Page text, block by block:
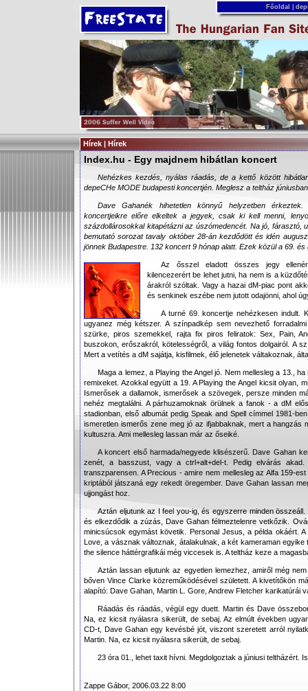
Főoldal
Hírek | Hírek
Index.hu - Egy majdnem hibátlan koncert
Nehézkes kezdés, nyálas ráadás, de a kettő között
depeCHe MODE budapesti koncertjén. Meglesz a teltház
Dave Gahanék hihetetlen könnyű helyzetben
koncertjeikre előre elkeltek a jegyek, csak ki kell menni,
százdollárosokkal kitapétázni az úszómedencét. Na jó, fárasztó,
bemutató sorozat tavaly október 28-án kezdődött és idén
jönnek Budapestre. 132 koncert 9 hónap alatt. Ezek közül a 69. és
Az ősszel eladott összes jegy
kilencezerért be lehet jutni, ha nem is a
árakról szóltak. Vagy a hazai dM-piac pont
és senkinek eszébe nem jutott odajönni, ahol
A turné 69. koncertje nehézkesen indult.
ugyanez még kétszer. A színpadkép sem nevezhető
szürke, piros szemekkel, rajta fix piros feliratok: Sex, Pain,
buszokon, erőszakról, kötelességről, a világ fontos dolgairól. A
Mert a vetítés a dM sajátja, kisfilmek, élő jelenetek váltakoznak,
Maga a lemez, a Playing the Angel jó. Nem mellesleg a 13.,
remixeket. Azokkal együtt a 19. A Playing the Angel kicsit olyan,
Ismerősek a dallamok, ismerősek a szövegek, persze minden
nehéz megtalálni. A párhuzamoknak örülnek a fanok - a dM
stadionban, első albumát pedig Speak and Spell címmel 1981-
ismeretlen ismerős zene meg jó az ifjabbaknak, mert a
kultuszra. Ami mellesleg lassan már az őseiké.
A koncert első harmada/negyede klisészerű. Dave Gahan
zenét, a basszust, vagy a ctrl+alt+del-t. Pedig elvárás
transzparensen. A Precious - amire nem mellesleg az Alfa 159-
kriptából játszaná egy rekedt öregember. Dave Gahan lassan
ujjongást hoz.
Aztán eljutunk az I feel you-ig, és egyszerre minden
és elkezdődik a zúzás, Dave Gahan félmeztelenre vetkőzik.
minicsúcsok egymást követik. Personal Jesus, a példa okáért.
Love, a vásznak változnak, átalakulnak, a két kameraman egyike
the silence háttérgrafikái még viccesek is. A teltház keze a
Aztán lassan eljutunk az egyetlen lemezhez, amiről még
bőven Vince Clarke közreműködésével született. A kivetítőkön
alapító: Dave Gahan, Martin L. Gore, Andrew Fletcher karikatúrái
Ráadás és ráadás, végül egy duett. Martin és Dave
Na, ez kicsit nyálasra sikerült, de sebaj. Az elmúlt években
CD-t, Dave Gahan egy kevésbé jót, viszont szeretett arról
Martin. Na, ez kicsit nyálasra sikerült, de sebaj.
23 óra 01., lehet taxit hívni. Megdolgoztak a júniusi teltházért.
Zappe Gábor, 2006.03.22 8:00